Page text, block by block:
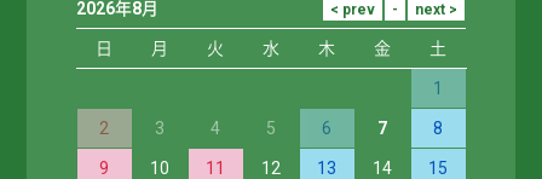
2026年8月
日 月 火 水 木 金 土
1
2 3 4 5 6 7 8
9 10 11 12 13 14 15